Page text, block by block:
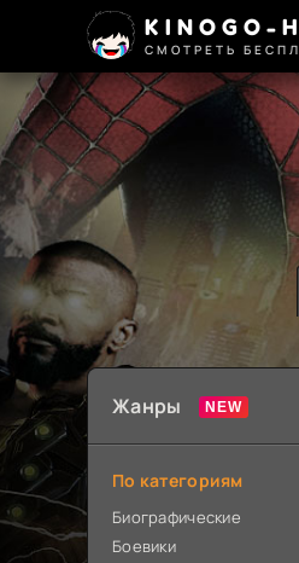
KINOGO-
СМОТРЕТЬ
Жанры
По категориям
Биографические
Боевики